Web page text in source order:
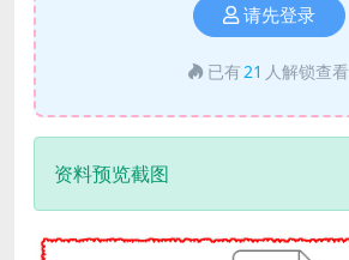
请先登录
已有 21 人解锁查看
资料预览截图